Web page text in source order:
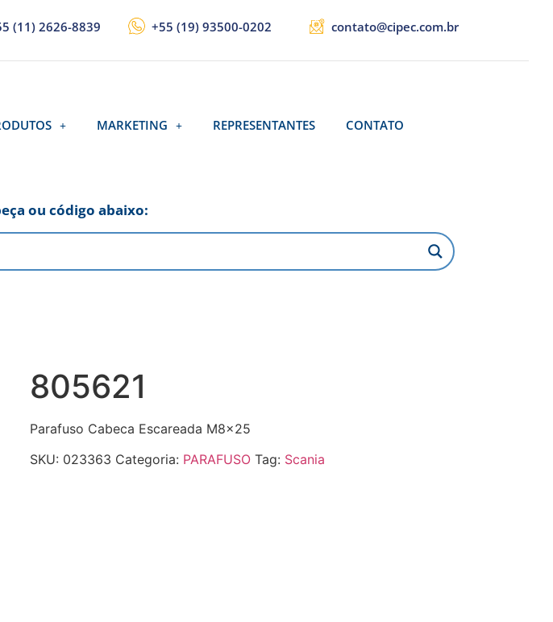
(11) 2626-8839 +55 (19) 93500-0202 contato@cipec.com.br
MARKETING REPRESENTANTES CONTATO
ou código abaixo:
805621
Parafuso Cabeca Escareada M8x25
SKU: 023363 Categoria: PARAFUSO Tag: Scania